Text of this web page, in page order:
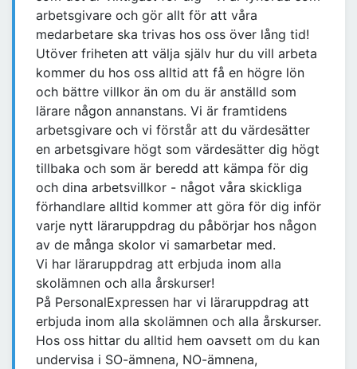
arbetsgivare och gör allt för att våra
medarbetare ska trivas hos oss över lång tid!
Utöver friheten att välja själv hur du vill arbeta
kommer du hos oss alltid att få en högre lön
och bättre villkor än om du är anställd som
lärare någon annanstans. Vi är framtidens
arbetsgivare och vi förstår att du värdesätter
en arbetsgivare högt som värdesätter dig högt
tillbaka och som är beredd att kämpa för dig
och dina arbetsvillkor - något våra skickliga
förhandlare alltid kommer att göra för dig inför
varje nytt läraruppdrag du påbörjar hos någon
av de många skolor vi samarbetar med.
Vi har läraruppdrag att erbjuda inom alla
skolämnen och alla årskurser!
På PersonalExpressen har vi läraruppdrag att
erbjuda inom alla skolämnen och alla årskurser.
Hos oss hittar du alltid hem oavsett om du kan
undervisa i SO-ämnena, NO-ämnena,